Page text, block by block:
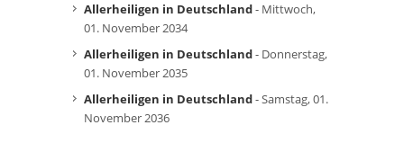
Allerheiligen in Deutschland- Mittwoch,
01. November 2034
Allerheiligen in Deutschland- Donnerstag,
01. November 2035
Allerheiligen in Deutschland- Samstag, 01.
November 2036